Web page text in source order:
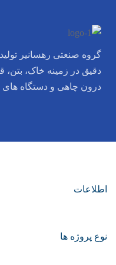
گروه صنعتی رهسانیر
دقیق در زمینه خاک، بتن،
درون چاهی و دستگاه های
اطلاعات
نوع پروژه ها